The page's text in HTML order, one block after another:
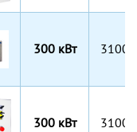
300 кВт
300 кВт